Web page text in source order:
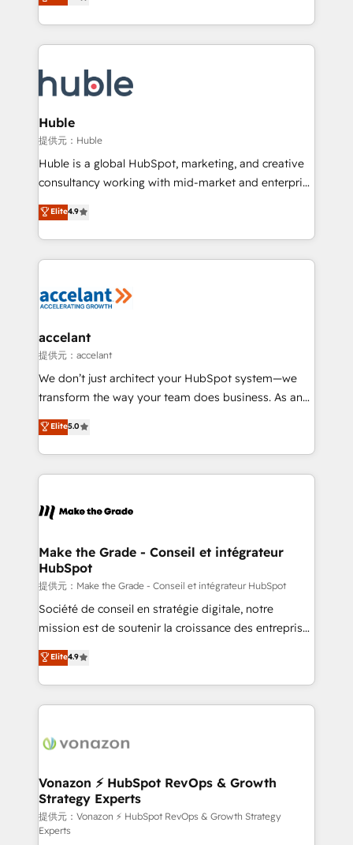
Sales Enablement HubSpot Impact Award 🏆2015
HubSpot COS Performance Award 🏆2014 HubSpot
COS Design Award 🏆2013 HubSpot Marketplace
Partner 📆Founded in 1997
developing a new website to lead generation and
digital marketing; we do it all (and with great
results)! In short, our services include: - HubSpot
HubSpot development: websites, custom modules,
integrations - Marketing & sales solutions: digital
marketing, advertising, campaigns, content and
design We connect people, data and technology to
improve customer experiences. With our bright
people, exciting ideas and can-do mentality, we
your challenge; our passionate and growth driven
team of 100+ experts is ready for you! Driving digital
Huble
提供元：Huble
Huble is a global HubSpot, marketing, and creative
consultancy working with mid-market and enterprise
businesses. We go beyond implementation, shaping
the strategy, processes, and teams that turn
HubSpot into a genuine growth engine. Named
HubSpot's Global Partner of the Year in 2024,
worldwide, and with over 15 years in the ecosystem,
One company, one operating model, delivering
across offices and consulting teams in the UK, USA,
Canada, Germany, France, Belgium, Singapore, and
South Africa. Certified compliant with ISO/IEC
international offices and 175+ employees.
Elite4.9
accelant
提供元：accelant
We don’t just architect your HubSpot system—we
transform the way your team does business. As an
Elite HubSpot Solutions Partner, we specialize in
creating tailored, end-to-end CRM solutions that
accelerate growth, improve operational efficiency,
and ensure faster time to value on HubSpot. What
day one, our team takes the time to deeply
strategies that deliver impactful results. Our mission
is to empower you to unlock HubSpot’s full potential
—faster. Through expert training, unmatched
responsiveness, and ongoing support, we equip
your team to adopt new systems with confidence
customer engagement.
Elite5.0
Make the Grade - Conseil et intégrateur
HubSpot
提供元：Make the Grade - Conseil et intégrateur HubSpot
Société de conseil en stratégie digitale, notre
mission est de soutenir la croissance des entreprises
B2B à travers l’acquisition de nouveaux clients,
l'intégration CRM et le développement des revenus
auprès de vos comptes existants. En France et à
l'international, nous travaillons avec des ETI
delà d’une simple transformation digitale et des
➤ L’intégration de CRM et de méthodologie RevOps
pour aligner les équipes marketing, commerciales et
support client (data migration, synchronisation API,
audit et maintenance) ➤ La création de sites internet
Elite4.9
Vonazon ⚡ HubSpot RevOps & Growth
Strategy Experts
提供元：Vonazon ⚡ HubSpot RevOps & Growth Strategy
Experts